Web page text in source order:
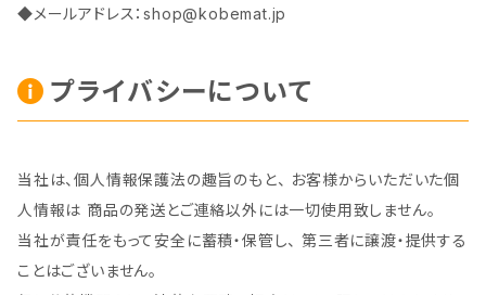
◆メールアドレス：shop@kobemat.jp
プライバシーについて
当社は、個人情報保護法の趣旨のもと、 お客様からいただいた個
人情報は 商品の発送とご連絡以外には一切使用致しません。
当社が責任をもって安全に蓄積・保管し、 第三者に譲渡・提供する
ことはございません。